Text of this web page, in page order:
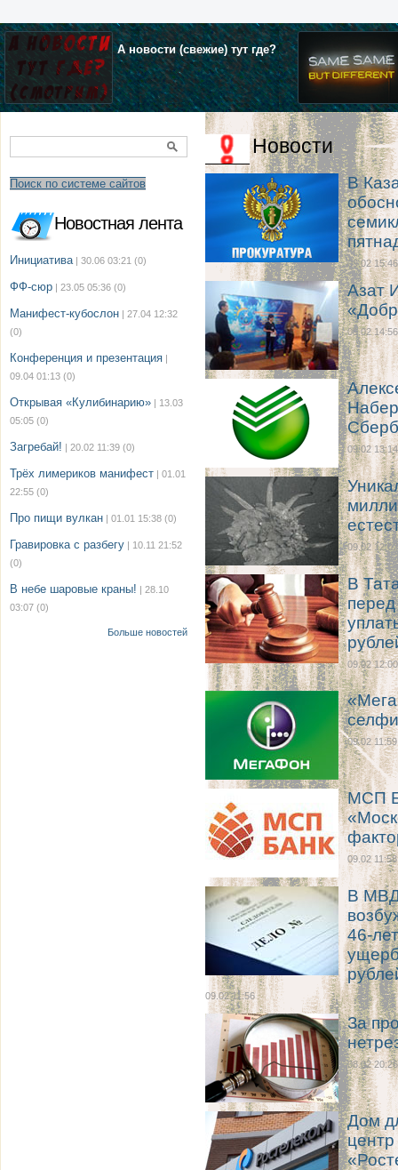
А новости (свежие) тут где?
Поиск по системе сайтов
Новостная лента
Инициатива | 30.06 03:21 (0)
ФФ-сюр | 23.05 05:36 (0)
Манифест-кубослон | 27.04 12:32
(0)
Конференция и презентация |
09.04 01:13 (0)
Открывая «Кулибинарию» | 13.03
05:05 (0)
Загребай! | 20.02 11:39 (0)
Трёх лимериков манифест | 01.01
22:55 (0)
Про пищи вулкан | 01.01 15:38 (0)
Гравировка с разбегу | 10.11 21:52
(0)
В небе шаровые краны! | 28.10
03:07 (0)
Больше новостей
Новости
В
09.02 15:46
Азат
09.02 14:56
09.02 13:14
09.02 12:07
В
09.02 12:00
09.02 11:59
МСП
09.02 11:58
В МВД
46-
09.02 11:56
За
08.02 20:26
Дом